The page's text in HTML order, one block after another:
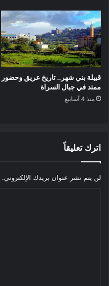
قبيلة بني شهر.. تاريخ عريق وحضور
ممتد في جبال السراة
منذ 4 أسابيع
اترك تعليقاً
لن يتم نشر عنوان بريدك الإلكتروني.